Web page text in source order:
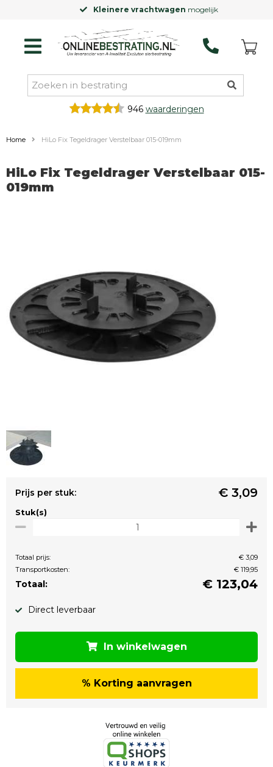
Kleinere vrachtwagenmogelijk
946 waarderingen
Home HiLo Fix Tegeldrager Verstelbaar 015-019mm
HiLo Fix Tegeldrager Verstelbaar 015-
019mm
Prijs per stuk: € 3,09
Stuk(s)
Totaal prijs:
€ 3,09
Transportkosten:
€ 119,95
Totaal: € 123,04
Direct leverbaar
In winkelwagen
% Korting aanvragen